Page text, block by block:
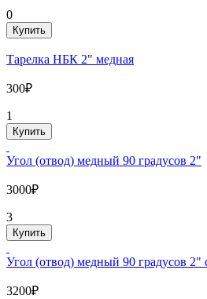
0
Купить
Тарелка НБК 2" медная
300₽
1
Купить
Угол (отвод) медный 90 градусов 2"
3000₽
3
Купить
Угол (отвод) медный 90 градусов 2"
3200₽